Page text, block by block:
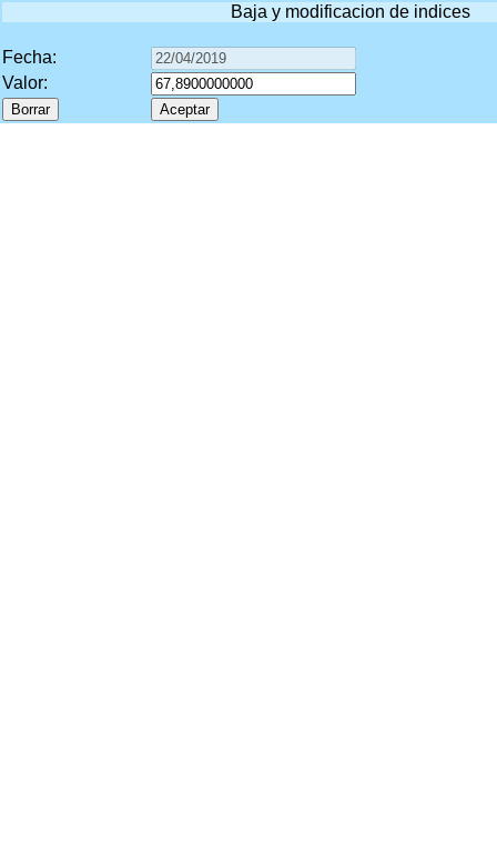
Baja y modificacion de indices
Fecha:
Valor: